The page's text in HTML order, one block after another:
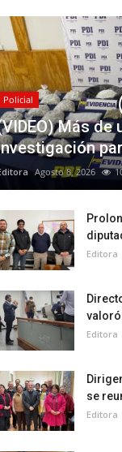
Policial
Más de
Agosto 8, 2026
Editora
Editora
se
Editora